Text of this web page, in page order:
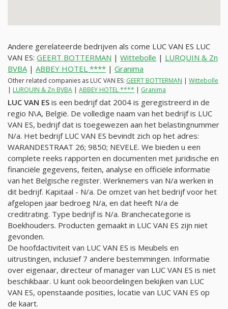
Andere gerelateerde bedrijven als come LUC VAN ES LUC
VAN ES: GEERT BOTTERMAN | Wittebolle | LURQUIN & Zn
BVBA| ABBEY HOTEL **** | Granima
Other related companies as LUC VAN ES: GEERT BOTTERMAN | Wittebolle
| LURQUIN & Zn BVBA | ABBEY HOTEL **** | Granima
LUC VAN ES is een bedrijf dat 2004 is geregistreerd in de
regio N\A, België. De volledige naam van het bedrijf is LUC
VAN ES, bedrijf dat is toegewezen aan het belastingnummer
N/a. Het bedrijf LUC VAN ES bevindt zich op het adres:
WARANDESTRAAT 26; 9850; NEVELE. We bieden u een
complete reeks rapporten en documenten met juridische en
financiële gegevens, feiten, analyse en officiële informatie
van het Belgische register. Werknemers van N/a werken in
dit bedrijf. Kapitaal - N/a. De omzet van het bedrijf voor het
afgelopen jaar bedroeg N/a, en dat heeft N/a de
creditrating. Type bedrijf is N/a. Branchecategorie is
Boekhouders. Producten gemaakt in LUC VAN ES zijn niet
gevonden.
De hoofdactiviteit van LUC VAN ES is Meubels en
uitrustingen, inclusief 7 andere bestemmingen. Informatie
over eigenaar, directeur of manager van LUC VAN ES is niet
beschikbaar. U kunt ook beoordelingen bekijken van LUC
VAN ES, openstaande posities, locatie van LUC VAN ES op
de kaart.